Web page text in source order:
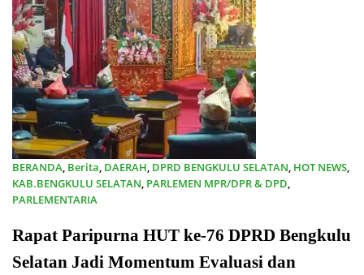
BERANDA, Berita, DAERAH, DPRD BENGKULU SELATAN, HOT NEWS,
KAB.BENGKULU SELATAN, PARLEMEN MPR/DPR & DPD,
PARLEMENTARIA
Rapat Paripurna HUT ke-76 DPRD Bengkulu
Selatan Jadi Momentum Evaluasi dan